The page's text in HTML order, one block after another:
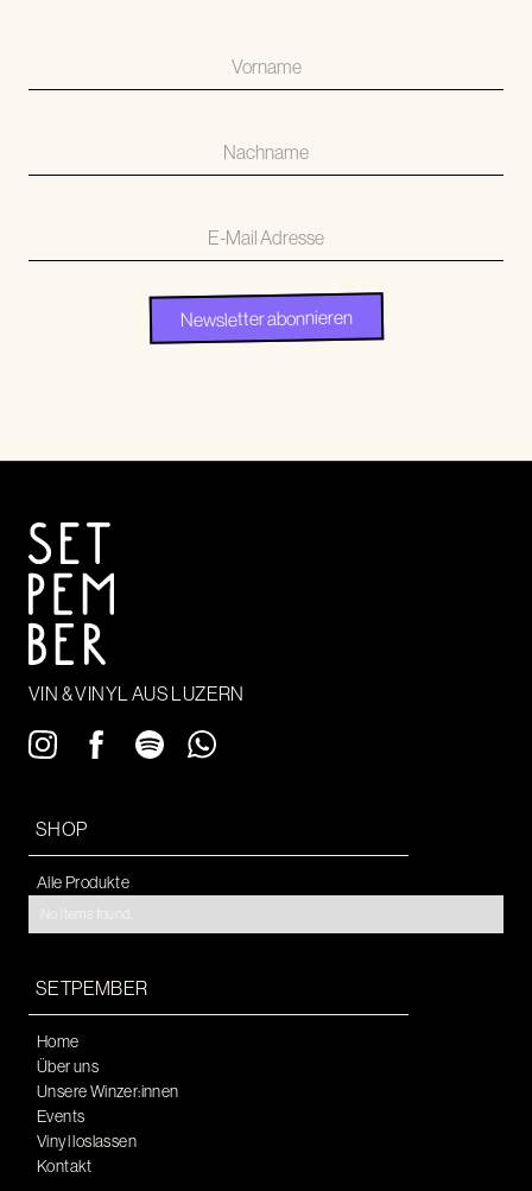
VIN & VINYL AUS LUZERN
SHOP
Alle Produkte
No items found.
SETPEMBER
Home
Über uns
Unsere Winzer:innen
Events
Vinyl loslassen
Kontakt